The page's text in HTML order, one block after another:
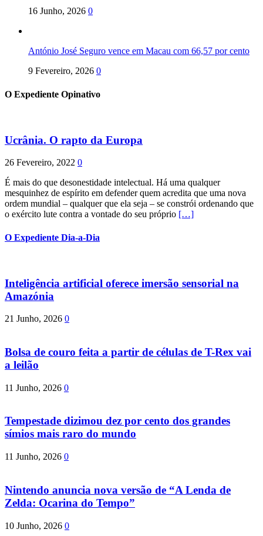
16 Junho, 2026 0
António José Seguro vence em Macau com 66,57 por cento
9 Fevereiro, 2026 0
O Expediente Opinativo
Ucrânia. O rapto da Europa
26 Fevereiro, 2022 0
É mais do que desonestidade intelectual. Há uma qualquer
mesquinhez de espírito em defender quem acredita que uma nova
ordem mundial – qualquer que ela seja – se constrói ordenando que
o exército lute contra a vontade do seu próprio […]
O Expediente Dia-a-Dia
Inteligência artificial oferece imersão sensorial na
Amazónia
21 Junho, 2026 0
Bolsa de couro feita a partir de células de T-Rex vai
a leilão
11 Junho, 2026 0
Tempestade dizimou dez por cento dos grandes
símios mais raro do mundo
11 Junho, 2026 0
Nintendo anuncia nova versão de “A Lenda de
Zelda: Ocarina do Tempo”
10 Junho, 2026 0